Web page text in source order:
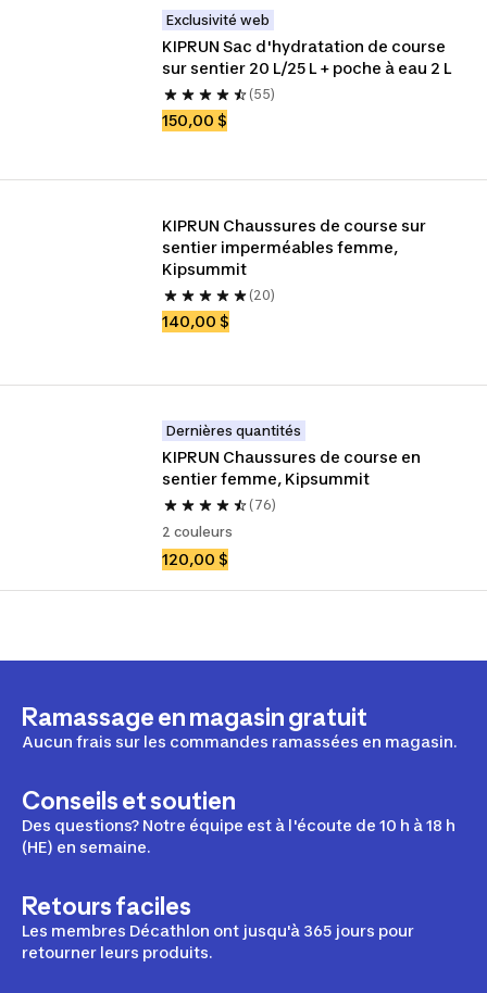
Exclusivité web
KIPRUN Sac d'hydratation de course
sur sentier 20 L/25 L + poche à eau 2 L
(55)
150,00 $
KIPRUN Chaussures de course sur
sentier imperméables femme,
Kipsummit
(20)
140,00 $
Dernières quantités
KIPRUN Chaussures de course en
sentier femme, Kipsummit
(76)
2 couleurs
120,00 $
Ramassage en magasin gratuit
Aucun frais sur les commandes ramassées en magasin.
Conseils et soutien
Des questions? Notre équipe est à l'écoute de 10 h à 18 h
(HE) en semaine.
Retours faciles
Les membres Décathlon ont jusqu'à 365 jours pour
retourner leurs produits.